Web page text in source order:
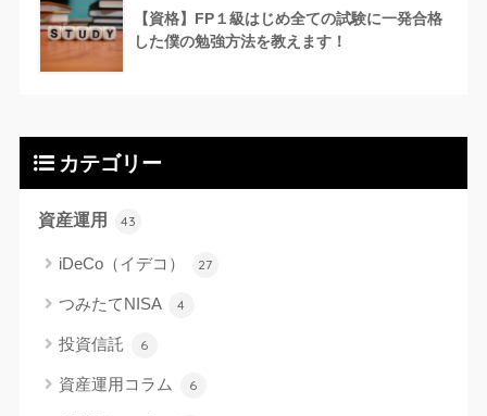
【資格】FP１級はじめ全ての試験に一発合格
した僕の勉強方法を教えます！
カテゴリー
資産運用 43
iDeCo（イデコ） 27
つみたてNISA 4
投資信託 6
資産運用コラム 6